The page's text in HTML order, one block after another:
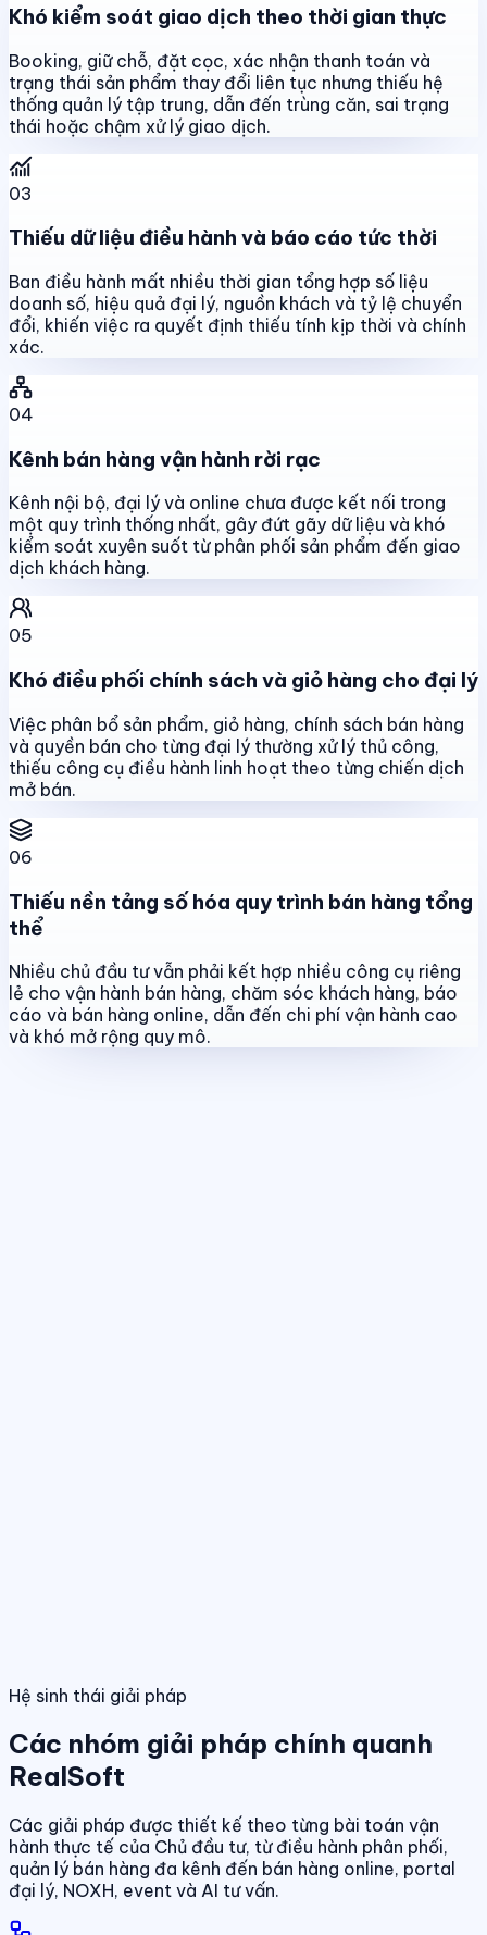
Khó kiểm soát giao dịch theo thời gian thực
Booking, giữ chỗ, đặt cọc, xác nhận thanh toán và
trạng thái sản phẩm thay đổi liên tục nhưng thiếu hệ
thống quản lý tập trung, dẫn đến trùng căn, sai trạng
thái hoặc chậm xử lý giao dịch.
03
Thiếu dữ liệu điều hành và báo cáo tức thời
Ban điều hành mất nhiều thời gian tổng hợp số liệu
doanh số, hiệu quả đại lý, nguồn khách và tỷ lệ chuyển
đổi, khiến việc ra quyết định thiếu tính kịp thời và chính
xác.
04
Kênh bán hàng vận hành rời rạc
Kênh nội bộ, đại lý và online chưa được kết nối trong
một quy trình thống nhất, gây đứt gãy dữ liệu và khó
kiểm soát xuyên suốt từ phân phối sản phẩm đến giao
dịch khách hàng.
05
Khó điều phối chính sách và giỏ hàng cho đại lý
Việc phân bổ sản phẩm, giỏ hàng, chính sách bán hàng
và quyền bán cho từng đại lý thường xử lý thủ công,
thiếu công cụ điều hành linh hoạt theo từng chiến dịch
mở bán.
06
Thiếu nền tảng số hóa quy trình bán hàng tổng
thể
Nhiều chủ đầu tư vẫn phải kết hợp nhiều công cụ riêng
lẻ cho vận hành bán hàng, chăm sóc khách hàng, báo
cáo và bán hàng online, dẫn đến chi phí vận hành cao
và khó mở rộng quy mô.
Hệ sinh thái giải pháp
Các nhóm giải pháp chính quanh
RealSoft
Các giải pháp được thiết kế theo từng bài toán vận
hành thực tế của Chủ đầu tư, từ điều hành phân phối,
quản lý bán hàng đa kênh đến bán hàng online, portal
đại lý, NOXH, event và AI tư vấn.